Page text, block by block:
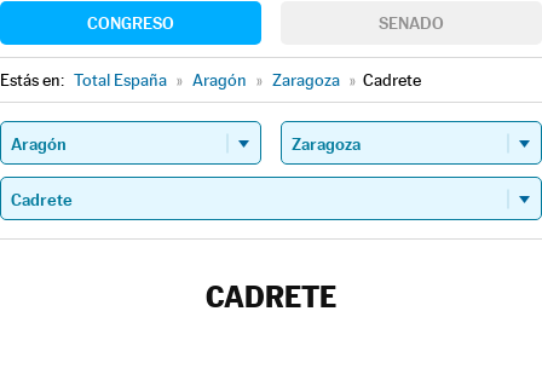
CONGRESO SENADO
Estás en: Total España » Aragón » Zaragoza » Cadrete
CADRETE